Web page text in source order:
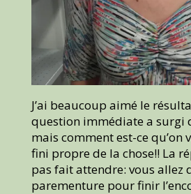
J’ai beaucoup aimé le
question immédiate a surgi
mais comment est-ce qu’on
fini propre de la chose!! La
pas fait attendre: vous allez
parementure pour finir